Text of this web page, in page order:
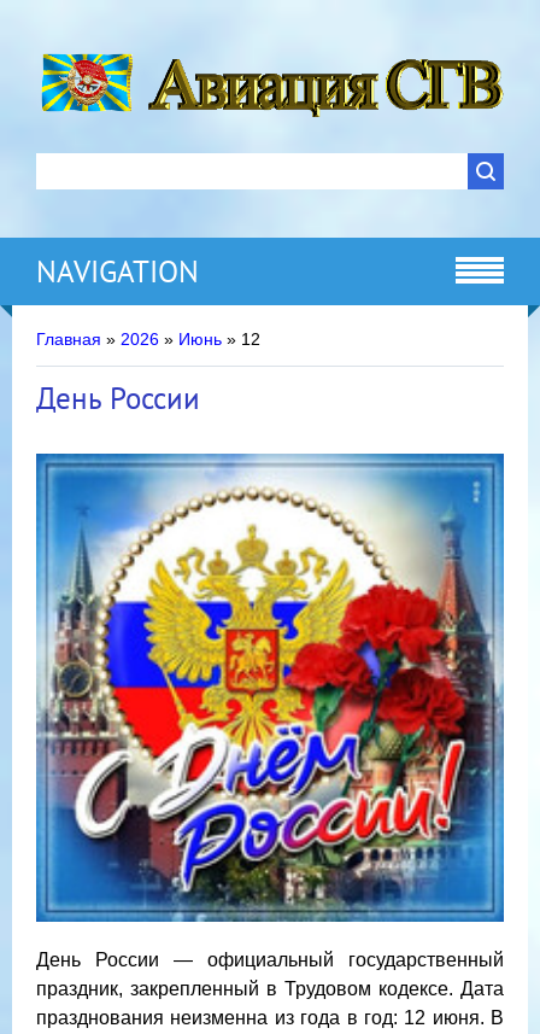
NAVIGATION
Главная » 2026 » Июнь » 12
День России
День России — официальный государственный
праздник, закрепленный в Трудовом кодексе. Дата
празднования неизменна из года в год: 12 июня. В